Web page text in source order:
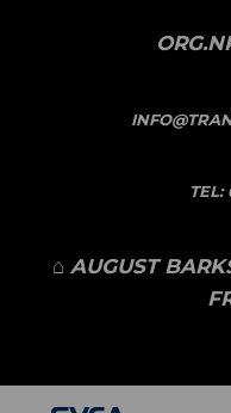
TEL:
⌂ AUGUST